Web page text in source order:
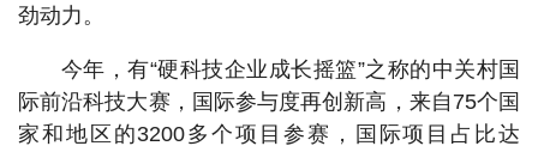
劲动力。
今年，有“硬科技企业成长摇篮”之称的中关村国
际前沿科技大赛，国际参与度再创新高，来自75个国
家和地区的3200多个项目参赛，国际项目占比达